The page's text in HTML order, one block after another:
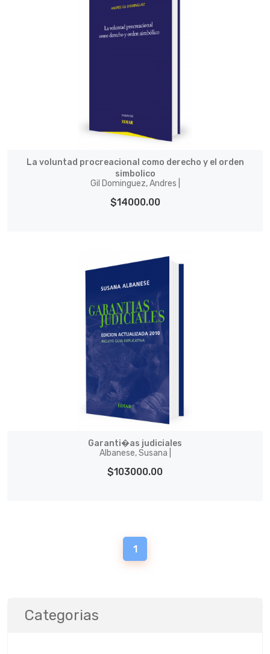
La voluntad procreacional como derecho y el orden
simbolico
Gil Dominguez, Andres |
$14000.00
Garanti�as judiciales
Albanese, Susana |
$103000.00
1
Categorias